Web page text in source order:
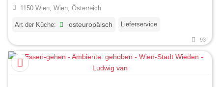
1150 Wien, Wien, Österreich
Art der Küche: osteuropäisch Lieferservice
93